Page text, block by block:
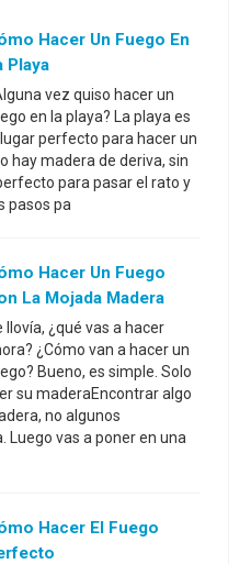
Hacer Un Fuego En
Playa
vez quiso hacer un
en la playa? La playa es
perfecto para hacer un
hay madera de deriva, sin
para pasar el rato y
pasos pa
Hacer Un Fuego
La Mojada Madera
llovía, ¿qué vas a hacer
¿Cómo van a hacer un
Bueno, es simple. Solo
su maderaEncontrar algo
no algunos
Luego vas a poner en una
Hacer El Fuego